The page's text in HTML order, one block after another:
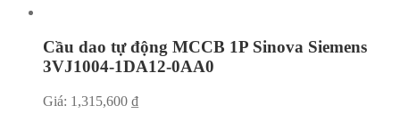
Cầu dao tự động MCCB 1P Sinova Siemens
3VJ1004-1DA12-0AA0
Giá: 1,315,600 ₫